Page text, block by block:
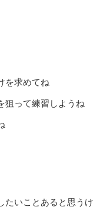
を求めてね
狙って練習しようね
たいことあると思うけ